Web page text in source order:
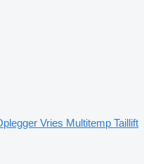
Vries Multitemp Taillift